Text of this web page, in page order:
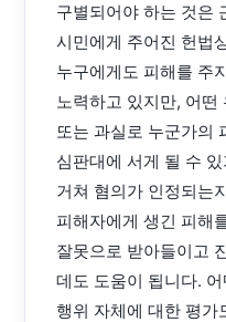
구별되어야 하는 것은
시민에게 주어진 헌법
누구에게도 피해를 주
노력하고 있지만, 어떤
또는 과실로 누군가의
심판대에 서게 될 수
거쳐 혐의가 인정되는
피해자에게 생긴 피해
잘못으로 받아들이고
데도 도움이 됩니다.
행위 자체에 대한 평가